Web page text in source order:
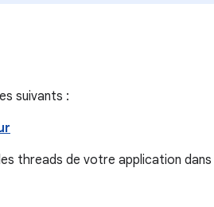
suivants :
threads de votre application dans